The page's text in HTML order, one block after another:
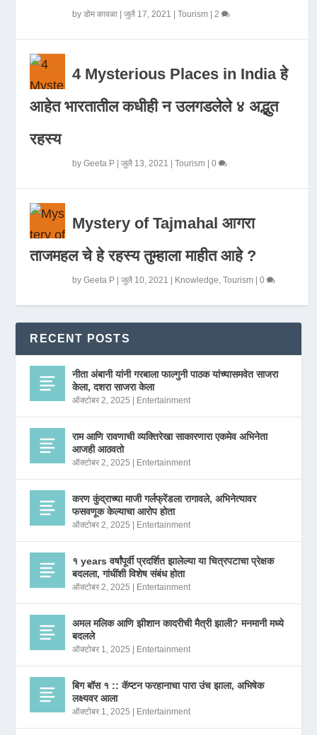
byडोम कावळा |जुलै 17, 2021 |Tourism |2
4 Mysterious Places in India हे
आहेत भारतातील कधीही न उलगडलेले ४ अद्भुत
रहस्य
byGeeta P |जुलै 13, 2021 |Tourism |0
Mystery of Tajmahal आगरा
ताजमहल चे हे रहस्य तुम्हाला माहीत आहे ?
byGeeta P |जुलै 10, 2021 Knowledge,Tourism |0
RECENT POSTS
नीता अंबानी यांनी गरबाला फाल्गुनी पाठक यांच्यासमवेत साजरा
केला, दशरा साजरा केला
ऑक्टोबर 2, 2025 Entertainment
राम आणि रावणाची व्यक्तिरेखा साकारणारा एकमेव अभिनेता
आजही आठवतो
ऑक्टोबर 2, 2025 Entertainment
करण कुंद्राच्या माजी गर्लफ्रेंडला रागावले, अभिनेत्यावर
फसवणूक केल्याचा आरोप होता
ऑक्टोबर 2, 2025 Entertainment
१ years वर्षांपूर्वी प्रदर्शित झालेल्या या चित्रपटाचा प्रेक्षक
बदलला, गांधींशी विशेष संबंध होता
ऑक्टोबर 2, 2025 Entertainment
अमल मलिक आणि झीशान कादरीची मैत्री झाली? मनमानी मध्ये
बदलले
ऑक्टोबर 1, 2025 Entertainment
बिग बॉस १ :: कॅप्टन फरहानाचा पारा उंच झाला, अभिषेक
लक्ष्यवर आला
ऑक्टोबर 1, 2025 Entertainment